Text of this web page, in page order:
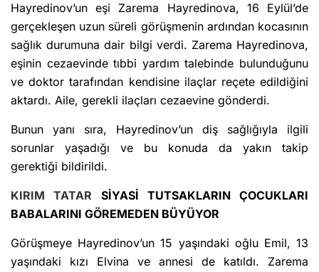
Hayredinov’un eşi Zarema Hayredinova, 16 Eylül’de
gerçekleşen uzun süreli görüşmenin ardından kocasının
sağlık durumuna dair bilgi verdi. Zarema Hayredinova,
eşinin cezaevinde tıbbi yardım talebinde bulunduğunu
ve doktor tarafından kendisine ilaçlar reçete edildiğini
aktardı. Aile, gerekli ilaçları cezaevine gönderdi.
Bunun yanı sıra, Hayredinov’un diş sağlığıyla ilgili
sorunlar yaşadığı ve bu konuda da yakın takip
gerektiği bildirildi.
KIRIM TATAR SİYASİ TUTSAKLARIN ÇOCUKLARI
BABALARINI GÖREMEDEN BÜYÜYOR
Görüşmeye Hayredinov’un 15 yaşındaki oğlu Emil, 13
yaşındaki kızı Elvina ve annesi de katıldı. Zarema